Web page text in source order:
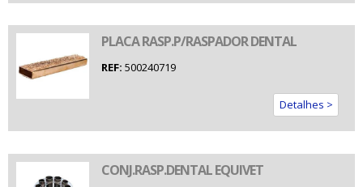
PLACA RASP.P/RASPADOR DENTAL
REF: 500240719
Detalhes >
CONJ.RASP.DENTAL EQUIVET